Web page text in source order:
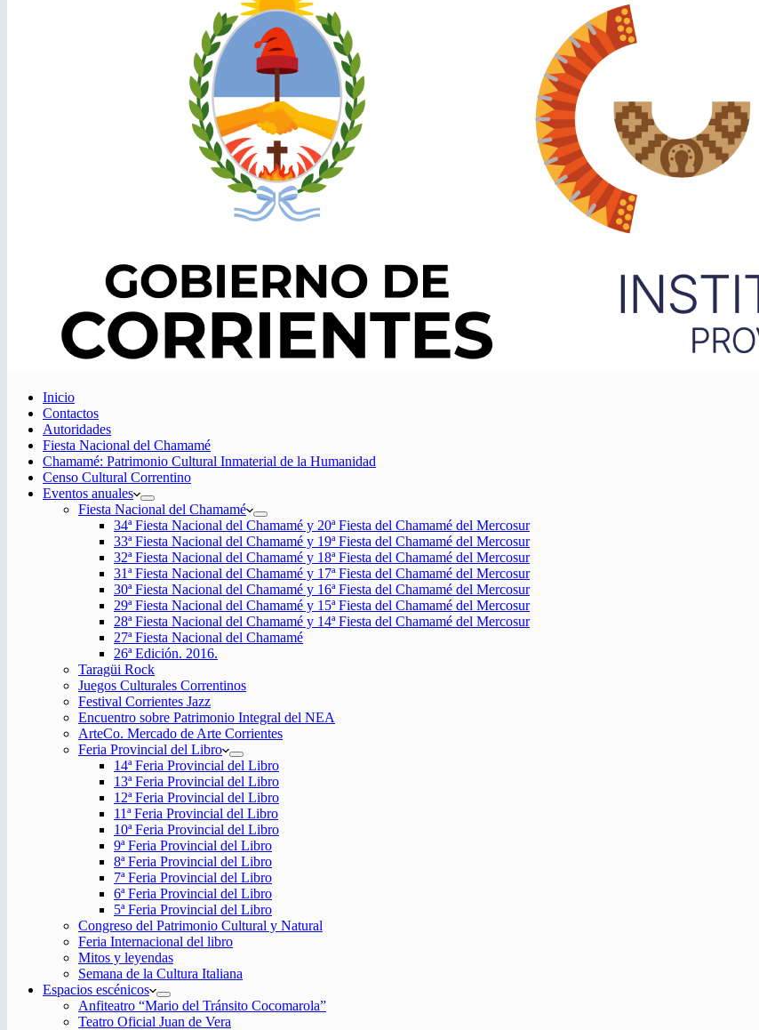
Inicio
Contactos
Autoridades
Fiesta Nacional del Chamamé
Chamamé: Patrimonio Cultural Inmaterial de la Humanidad
Censo Cultural Correntino
Eventos anuales
Fiesta Nacional del Chamamé
34ª Fiesta Nacional del Chamamé y 20ª Fiesta del Chamamé del Mercosur
33ª Fiesta Nacional del Chamamé y 19ª Fiesta del Chamamé del Mercosur
32ª Fiesta Nacional del Chamamé y 18ª Fiesta del Chamamé del Mercosur
31ª Fiesta Nacional del Chamamé y 17ª Fiesta del Chamamé del Mercosur
30ª Fiesta Nacional del Chamamé y 16ª Fiesta del Chamamé del Mercosur
29ª Fiesta Nacional del Chamamé y 15ª Fiesta del Chamamé del Mercosur
28ª Fiesta Nacional del Chamamé y 14ª Fiesta del Chamamé del Mercosur
27ª Fiesta Nacional del Chamamé
26ª Edición. 2016.
Taragüi Rock
Juegos Culturales Correntinos
Festival Corrientes Jazz
Encuentro sobre Patrimonio Integral del NEA
ArteCo. Mercado de Arte Corrientes
Feria Provincial del Libro
14ª Feria Provincial del Libro
13ª Feria Provincial del Libro
12ª Feria Provincial del Libro
11ª Feria Provincial del Libro
10ª Feria Provincial del Libro
9ª Feria Provincial del Libro
8ª Feria Provincial del Libro
7ª Feria Provincial del Libro
6ª Feria Provincial del Libro
5ª Feria Provincial del Libro
Congreso del Patrimonio Cultural y Natural
Feria Internacional del libro
Mitos y leyendas
Semana de la Cultura Italiana
Espacios escénicos
Anfiteatro “Mario del Tránsito Cocomarola”
Teatro Oficial Juan de Vera